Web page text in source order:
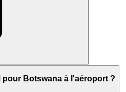
pour Botswana à l'aéroport ?